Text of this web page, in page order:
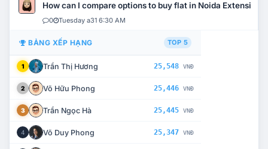
How can I compare options to buy flat in Noida Extension?
0 Tuesday a31 6:30 AM
BẢNG XẾP HẠNG TOP 5
1 Trần Thị Hương 25,548 VNĐ
2 Võ Hữu Phong 25,446 VNĐ
3 Trần Ngọc Hà 25,445 VNĐ
4 Võ Duy Phong 25,347 VNĐ